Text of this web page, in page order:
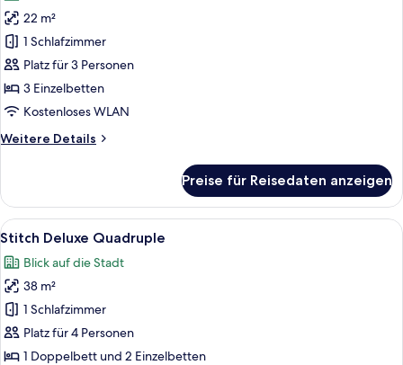
Stitch
Superior
Triple
anzeigen
22 m²
1 Schlafzimmer
Platz für 3 Personen
3 Einzelbetten
Kostenloses WLAN
Weitere Details
Weitere
Superior
Triple
Preise für Reisedaten anzeigen
Alle
Fotos
für
Stitch
Deluxe
Quadruple
anzeigen
Ein Zimmer mit zwei Betten, einem
11
Stitch Deluxe Quadruple
Blick auf die Stadt
38 m²
1 Schlafzimmer
Platz für 4 Personen
1 Doppelbett und 2 Einzelbetten